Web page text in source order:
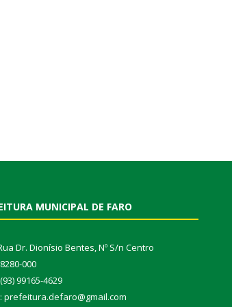
MUNICIPAL DE FARO
Dr. Dionísio Bentes, Nº S/n Centro
000
99165-4629
prefeitura.defaro@gmail.com